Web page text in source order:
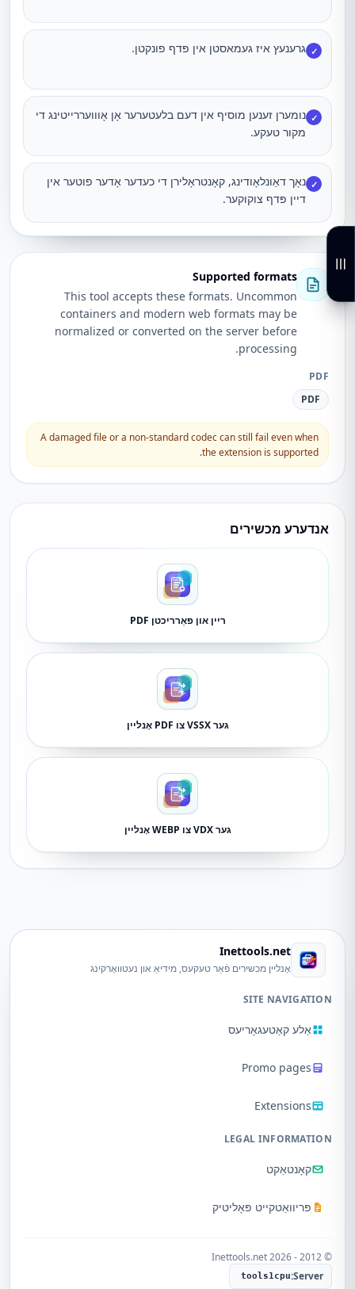
✓ גרענעץ איז געמאסטן אין פּדף פונקטן.
✓ נומערן זענען מוסיף אין דעם בלעטערער אָן אָווועררייטינג די
מקור טעקע.
✓ נאָך דאַונלאָודינג, קאָנטראָלירן די כעדער אָדער פוטער אין
דיין פּדף צוקוקער.
Supported formats
This tool accepts these formats. Uncommon
containers and modern web formats may be
normalized or converted on the server before
processing.
PDF
PDF
A damaged file or a non-standard codec can still fail even when
the extension is supported.
אנדערע מכשירים
ריין און פאַרריכטן PDF
גער VSSX צו PDF אָנליין
גער VDX צו WEBP אָנליין
Inettools.net
אָנליין מכשירים פֿאַר טעקעס, מידיאַ און נעטוואָרקינג
SITE NAVIGATION
אַלע קאַטעגאָריעס
Promo pages
Extensions
LEGAL INFORMATION
קאָנטאַקט
פּריוואַטקייט פּאָליטיק
© 2012 - 2026 Inettools.net
Server:
tools1cpu